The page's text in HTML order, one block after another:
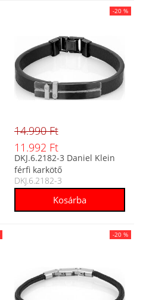
-20 %
14.990 Ft
11.992 Ft
DKJ.6.2182-3 Daniel Klein
férfi karkötő
DKJ.6.2182-3
-20 %